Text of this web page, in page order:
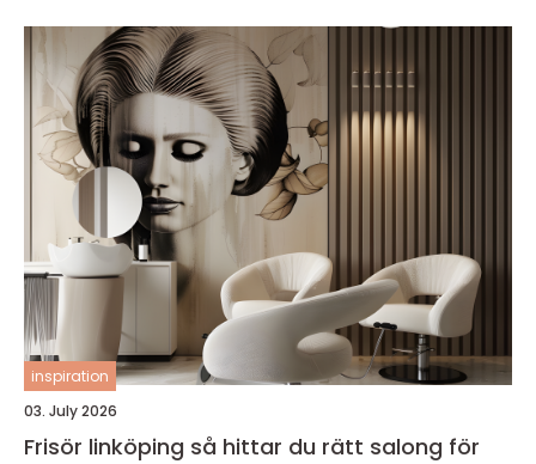
inspiration
03. July 2026
Frisör linköping så hittar du rätt salong för